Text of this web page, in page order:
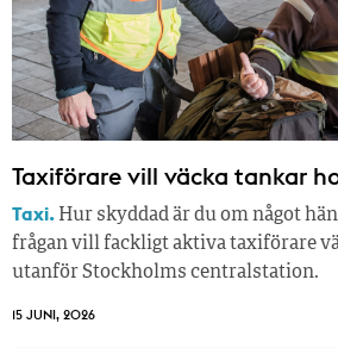
Taxiförare vill väcka tankar
Taxi. Hur skyddad är du om något
frågan vill fackligt aktiva taxiförare
utanför Stockholms centralstation.
15 JUNI, 2026